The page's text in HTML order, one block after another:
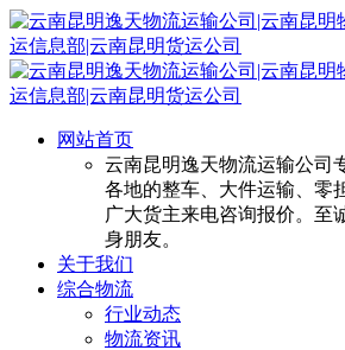
网站首页
云南昆明逸天物流运输公司
各地的整车、大件运输、零
广大货主来电咨询报价。至
身朋友。
关于我们
综合物流
行业动态
物流资讯